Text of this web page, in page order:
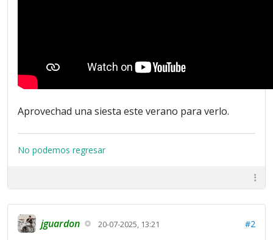
Aprovechad una siesta este verano para verlo.
No podemos regresar
jguardon 20-07-2025, 13:21 #2